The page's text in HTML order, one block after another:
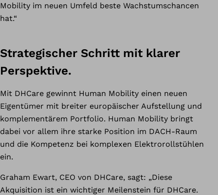
Mobility im neuen Umfeld beste Wachstumschancen
hat.“
Strategischer Schritt mit klarer
Perspektive.
Mit DHCare gewinnt Human Mobility einen neuen
Eigentümer mit breiter europäischer Aufstellung und
komplementärem Portfolio. Human Mobility bringt
dabei vor allem ihre starke Position im DACH-Raum
und die Kompetenz bei komplexen Elektrorollstühlen
ein.
Graham Ewart, CEO von DHCare, sagt: „Diese
Akquisition ist ein wichtiger Meilenstein für DHCare.